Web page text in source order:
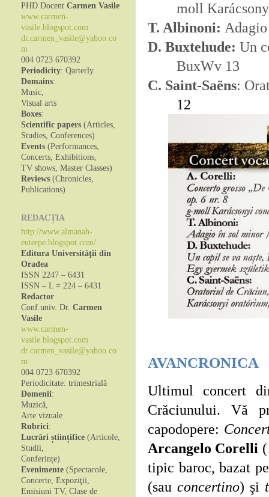
moll
T. Albinoni:
D. Buxtehude: Un
BuxWv 13
C. Saint-Saëns:
12
AVANCRONICA
Ultimul concert
Crăciunului. Vă
capodopere:
Arcangelo Corelli
tipic baroc, bazat
(sau concertino) şi
PHD Docent Carmen Vasile
www.carmen-
vasile.blogspot.com
dr.carmen_vasile@yahoo.co
m
004 0723 670392
Periodicity: Qarterly
Domains:
Music,
Visual arts
Boxes:
Scientific papers (Articles,
Studies, Conferences)
Events (Performances,
Concerts, Exhibitions,
TV shows, Master Classes)
Reviews (Chronicles,
Publications)
REDACȚIA
http://www.almanah-
euterpe.blogspot.com/
Editura Universităţii din
Oradea
ISSN 2247 – 6431
ISSN – L = 224 – 6431
Redactor
Conf.univ. Dr. Carmen
Vasile
www.carmen-
vasile.blogspot.com
dr.carmen_vasile@yahoo.co
m
004 0723 670392
Periodicitate: trimestrială
Domenii:
Muzică,
Arte vizuale
Rubrici:
Lucrări științifice (Articole,
Studii,
Conferințe)
Evenimente (Spectacole,
Concerte, Expoziţii,
Emisiuni TV, Clase de